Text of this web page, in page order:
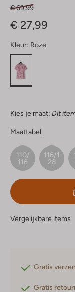
€ 69,99
€ 27,99
Kleur: Roze
Kies je maat: Dit
Maattabel
110/
116
116/1
28
Vergelijkbare items
Gratis
Gratis